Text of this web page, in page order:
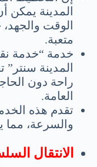
المدينة يمكن
الوقت
متعبة.
خدمة “خدمة
المدينة سنتر”
راحة دون
العامة.
تقدم هذه
والسرعة،
الانتقال